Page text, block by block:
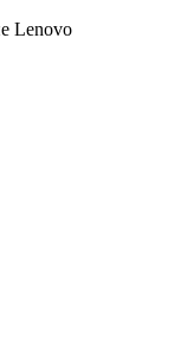
Lenovo